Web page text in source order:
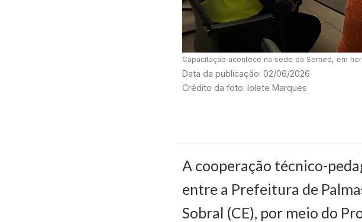
Capacitação acontece na sede da Semed, em
Data da publicação: 02/06/2026
Crédito da foto: Iolete Marques
A cooperação técnico-
entre a Prefeitura de
Sobral (CE), por meio do